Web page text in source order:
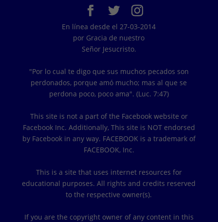
En línea desde el 27-03-2014
por Gracia de nuestro
Señor Jesucristo.
"Por lo cual te digo que sus muchos pecados son
perdonados, porque amó mucho; mas al que se
perdona poco, poco ama". (Luc. 7:47)
This site is not a part of the Facebook website or
Facebook Inc. Additionally, This site is NOT endorsed
by Facebook in any way. FACEBOOK is a trademark of
FACEBOOK, Inc.
This is a site that uses internet resources for
educational purposes. All rights and credits reserved
to the respective owner(s).
If you are the copyright owner of any content in this